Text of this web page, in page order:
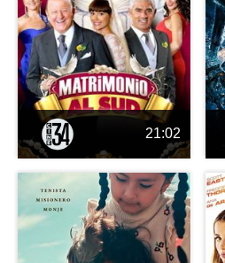
21:02